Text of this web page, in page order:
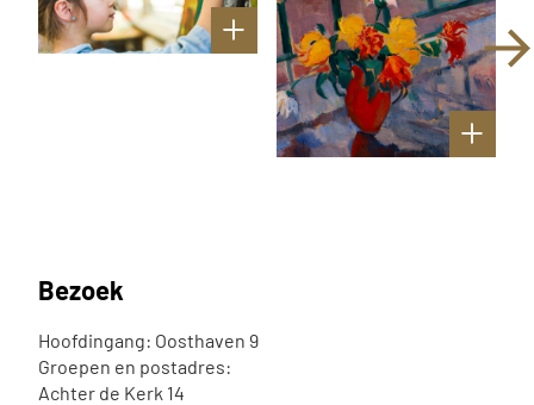
Bezoek
Hoofdingang: Oosthaven 9
Groepen en postadres:
Achter de Kerk 14